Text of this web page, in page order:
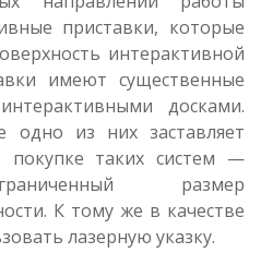
приставки, которые
интерактивной
имеют существенные
досками.
из них заставляет
покупке таких систем —
размер
К тому же в качестве
лазерную указку.